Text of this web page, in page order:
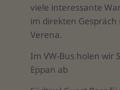
viele interessante
im direkten
Verena.
Im VW-Bus holen wir
Eppan ab